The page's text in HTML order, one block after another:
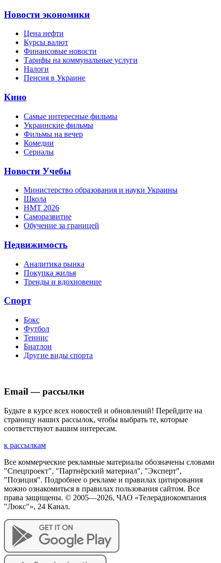
Новости экономики
Цена нефти
Курсы валют
Финансовые новости
Тарифы на коммунальные услуги
Налоги
Пенсия в Украине
Кино
Самые интересные фильмы
Украинские фильмы
Фильмы на вечер
Комедии
Сериалы
Новости Учебы
Министерство образования и науки Украины
Школа
НМТ 2026
Саморазвитие
Обучение за границей
Недвижимость
Аналитика рынка
Покупка жилья
Тренды и вдохновение
Спорт
Бокс
Футбол
Теннис
Биатлон
Другие виды спорта
Email — рассылки
Будьте в курсе всех новостей и обновлений! Перейдите на
страницу наших рассылок, чтобы выбрать те, которые
соответствуют вашим интересам.
к рассылкам
Все коммерческие рекламные материалы обозначены словами
"Спецпроект", "Партнёрский материал", "Эксперт",
"Позиция". Подробнее о рекламе и правилах цитирования
можно ознакомиться в правилах пользования сайтом. Все
права защищены. © 2005—2026, ЧАО «Телерадиокомпания
"Люкс"», 24 Канал.